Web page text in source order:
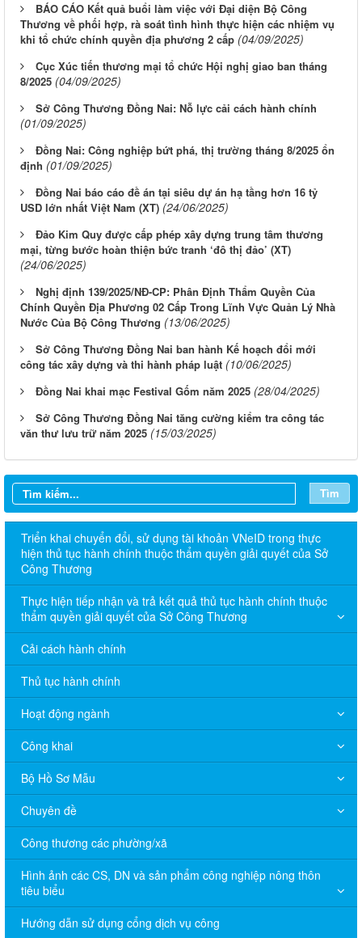
BÁO CÁO Kết quả buổi làm việc với Đại diện Bộ Công
Thương về phối hợp, rà soát tình hình thực hiện các nhiệm vụ
khi tổ chức chính quyền địa phương 2 cấp (04/09/2025)
Cục Xúc tiến thương mại tổ chức Hội nghị giao ban tháng
8/2025 (04/09/2025)
Sở Công Thương Đồng Nai: Nỗ lực cải cách hành chính
(01/09/2025)
Đồng Nai: Công nghiệp bứt phá, thị trường tháng 8/2025 ổn
định (01/09/2025)
Đồng Nai báo cáo đề án tại siêu dự án hạ tầng hơn 16 tỷ
USD lớn nhất Việt Nam (XT) (24/06/2025)
Đảo Kim Quy được cấp phép xây dựng trung tâm thương
mại, từng bước hoàn thiện bức tranh ‘đô thị đảo’ (XT)
(24/06/2025)
Nghị định 139/2025/NĐ-CP: Phân Định Thẩm Quyền Của
Chính Quyền Địa Phương 02 Cấp Trong Lĩnh Vực Quản Lý Nhà
Nước Của Bộ Công Thương (13/06/2025)
Sở Công Thương Đồng Nai ban hành Kế hoạch đổi mới
công tác xây dựng và thi hành pháp luật (10/06/2025)
Đồng Nai khai mạc Festival Gốm năm 2025 (28/04/2025)
Sở Công Thương Đồng Nai tăng cường kiểm tra công tác
văn thư lưu trữ năm 2025 (15/03/2025)
Tìm
Triển khai chuyển đổi, sử dụng tài khoản VNeID trong thực
hiện thủ tục hành chính thuộc thẩm quyền giải quyết của Sở
Công Thương
Thực hiện tiếp nhận và trả kết quả thủ tục hành chính thuộc
thẩm quyền giải quyết của Sở Công Thương
Cải cách hành chính
Thủ tục hành chính
Hoạt động ngành
Công khai
Bộ Hồ Sơ Mẫu
Chuyên đề
Công thương các phường/xã
Hình ảnh các CS, DN và sản phẩm công nghiệp nông thôn
tiêu biểu
Hướng dẫn sử dụng cổng dịch vụ công